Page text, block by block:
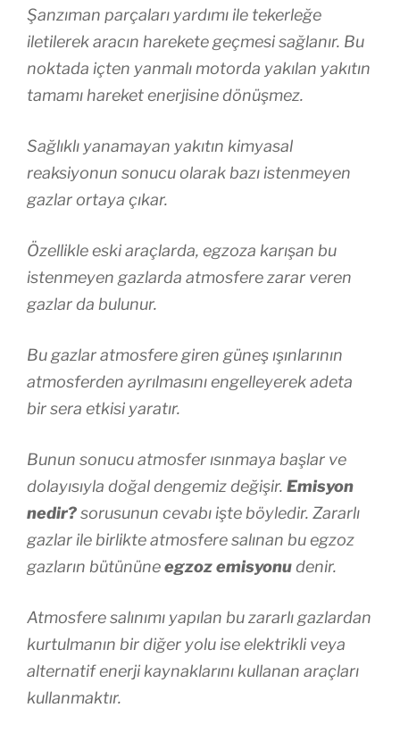
Şanzıman parçaları yardımı ile tekerleğe
iletilerek aracın harekete geçmesi sağlanır. Bu
noktada içten yanmalı motorda yakılan yakıtın
tamamı hareket enerjisine dönüşmez.
Sağlıklı yanamayan yakıtın kimyasal
reaksiyonun sonucu olarak bazı istenmeyen
gazlar ortaya çıkar.
Özellikle eski araçlarda, egzoza karışan bu
istenmeyen gazlarda atmosfere zarar veren
gazlar da bulunur.
Bu gazlar atmosfere giren güneş ışınlarının
atmosferden ayrılmasını engelleyerek adeta
bir sera etkisi yaratır.
Bunun sonucu atmosfer ısınmaya başlar ve
dolayısıyla doğal dengemiz değişir. Emisyon
nedir?sorusunun cevabı işte böyledir. Zararlı
gazlar ile birlikte atmosfere salınan bu egzoz
gazların bütününeegzoz emisyonudenir.
Atmosfere salınımı yapılan bu zararlı gazlardan
kurtulmanın bir diğer yolu ise elektrikli veya
alternatif enerji kaynaklarını kullanan araçları
kullanmaktır.